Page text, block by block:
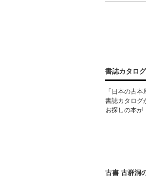
書誌カタロ
「日本の古
書誌カタログ
お探しの本が
古書 古群洞